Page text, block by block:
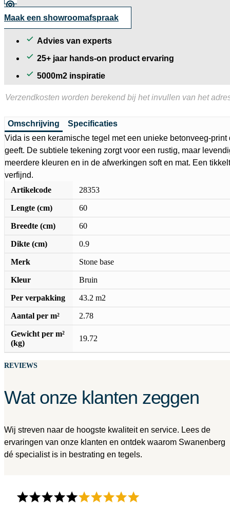
Maak een showroomafspraak
Advies van experts
25+ jaar hands-on product ervaring
5000m2 inspiratie
Verzendkosten worden berekend bij het invullen van het
Omschrijving
Specificaties
Vida is een keramische tegel met een unieke betonveeg-print
geeft. De subtiele tekening zorgt voor een rustig, maar
meerdere kleuren en in de afwerkingen soft en mat. Een
verfijnd.
Artikelcode
28353
Lengte (cm) 60
Breedte (cm) 60
Dikte (cm) 0.9
Merk Stone base
Kleur Bruin
Per verpakking 43.2 m2
Aantal per m² 2.78
Gewicht per m²
(kg)
19.72
REVIEWS
Wat onze klanten zeggen
Wij streven naar de hoogste kwaliteit en service. Lees de
ervaringen van onze klanten en ontdek waarom Swanenberg
dé specialist is in bestrating en tegels.